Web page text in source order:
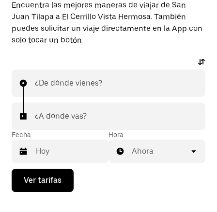
Encuentra las mejores maneras de viajar de San
Juan Tilapa a El Cerrillo Vista Hermosa. También
puedes solicitar un viaje directamente en la App con
solo tocar un botón.
¿De dónde vienes?
¿A dónde vas?
Fecha
Presiona
flecha
Hora
Ahora
Ver tarifas